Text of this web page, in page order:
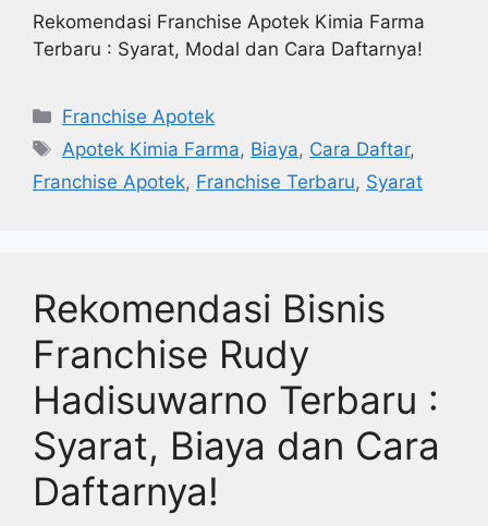
Rekomendasi Franchise Apotek Kimia Farma
Terbaru : Syarat, Modal dan Cara Daftarnya!
Kategori
Franchise Apotek
Tag
Apotek Kimia Farma, Biaya, Cara Daftar,
Franchise Apotek, Franchise Terbaru, Syarat
Rekomendasi Bisnis
Franchise Rudy
Hadisuwarno Terbaru :
Syarat, Biaya dan Cara
Daftarnya!